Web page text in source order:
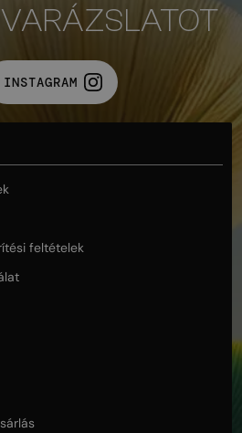
INSTAGRAM
feltételek